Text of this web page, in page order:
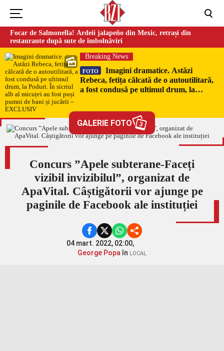
Focar de Salmonella! Ardeii jalapeño din Mexic, retrași din
restaurante după sute de îmbolnăviri
Breaking News
FOTO
Imagini dramatice. Astăzi
Rebeca, fetița călcată de o autoutilitară,
a fost condusă pe ultimul drum, la
EXCLUSIV
GALERIE FOTO 3
Concurs ”Apele subterane-Faceți
vizibil invizibilul”, organizat de
ApaVital. Câștigătorii vor ajunge pe
paginile de Facebook ale instituției
04 mart. 2022, 02:00,
George Popaîn LOCAL